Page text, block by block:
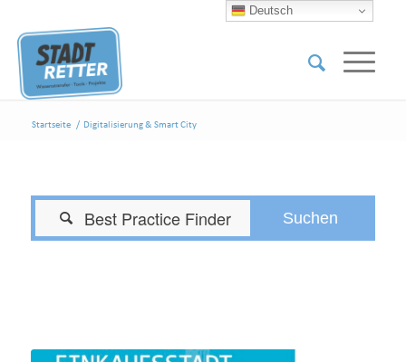
Startseite / Digitalisierung & Smart City

Deutsch